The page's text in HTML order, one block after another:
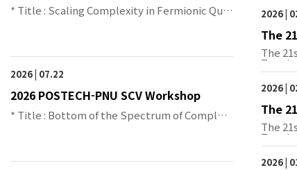
* Title : Scaling Complexity in Fermionic Qua
2026 | 07.22
2026 POSTECH-PNU SCV Workshop
* Title : Bottom of the Spectrum of Complet
2026 |
The
metric
The
2026 |
The
metric
The
2026 |